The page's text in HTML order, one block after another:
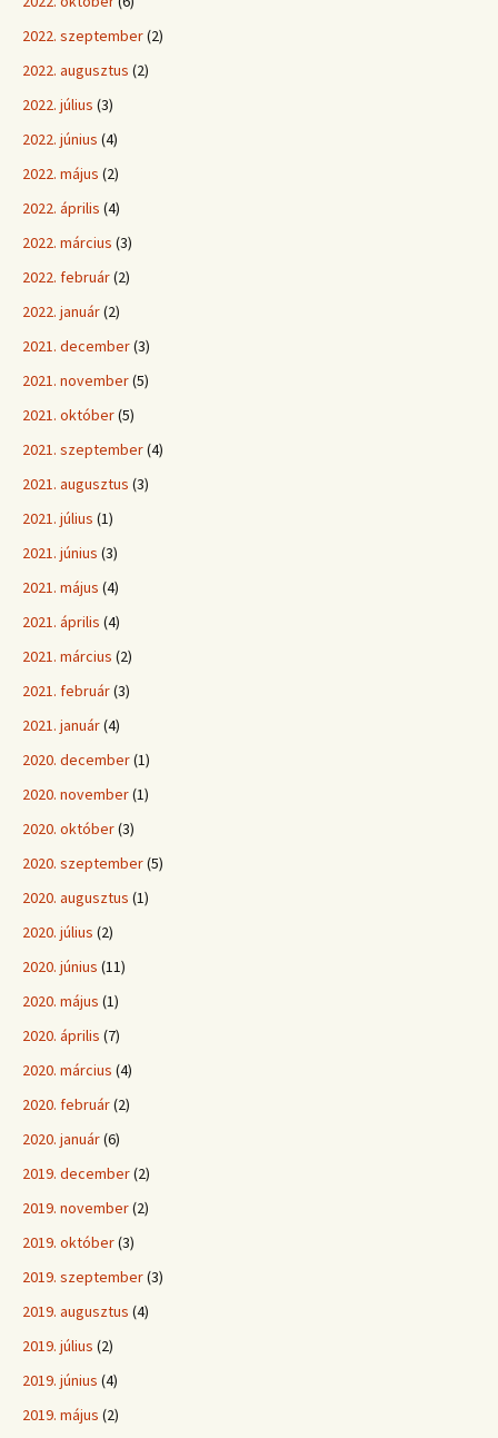
2022. szeptember(2)
2022. augusztus (2)
2022. július (3)
2022. június (4)
2022. május (2)
2022. április (4)
2022. március (3)
2022. február(2)
2022. január(2)
2021. december(3)
2021. november(5)
2021. október(5)
2021. szeptember(4)
2021. augusztus (3)
2021. július (1)
2021. június (3)
2021. május (4)
2021. április (4)
2021. március (2)
2021. február(3)
2021. január(4)
2020. december(1)
2020. november(1)
2020. október(3)
2020. szeptember(5)
2020. augusztus (1)
2020. július (2)
2020. június (11)
2020. május (1)
2020. április (7)
2020. március (4)
2020. február(2)
2020. január(6)
2019. december(2)
2019. november(2)
2019. október(3)
2019. szeptember(3)
2019. augusztus (4)
2019. július (2)
2019. június (4)
2019. május (2)